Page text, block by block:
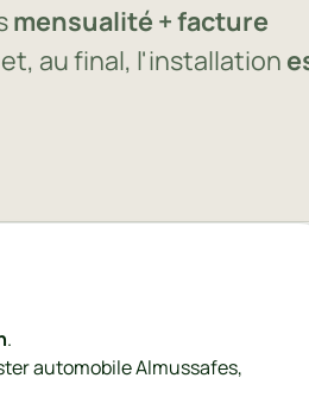
mensualité + facture
au final, l'installation
.
automobile Almussafes,